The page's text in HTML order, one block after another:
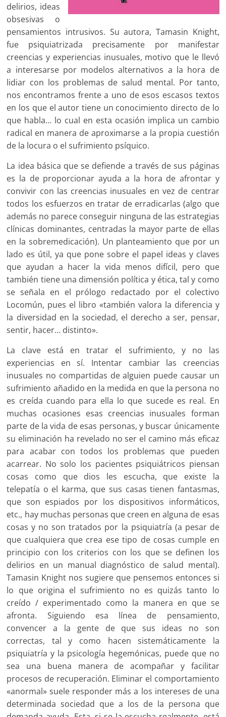
delirios, ideas
obsesivas o
pensamientos intrusivos. Su autora, Tamasin Knight,
fue psiquiatrizada precisamente por manifestar
creencias y experiencias inusuales, motivo que le llevó
a interesarse por modelos alternativos a la hora de
lidiar con los problemas de salud mental. Por tanto,
nos encontramos frente a uno de esos escasos textos
en los que el autor tiene un conocimiento directo de lo
que habla… lo cual en esta ocasión implica un cambio
radical en manera de aproximarse a la propia cuestión
de la locura o el sufrimiento psíquico.
La idea básica que se defiende a través de sus páginas
es la de proporcionar ayuda a la hora de afrontar y
convivir con las creencias inusuales en vez de centrar
todos los esfuerzos en tratar de erradicarlas (algo que
además no parece conseguir ninguna de las estrategias
clínicas dominantes, centradas la mayor parte de ellas
en la sobremedicación). Un planteamiento que por un
lado es útil, ya que pone sobre el papel ideas y claves
que ayudan a hacer la vida menos difícil, pero que
también tiene una dimensión política y ética, tal y como
se señala en el prólogo redactado por el colectivo
Locomún, pues el libro «también valora la diferencia y
la diversidad en la sociedad, el derecho a ser, pensar,
sentir, hacer… distinto».
La clave está en tratar el sufrimiento, y no las
experiencias en sí. Intentar cambiar las creencias
inusuales no compartidas de alguien puede causar un
sufrimiento añadido en la medida en que la persona no
es creída cuando para ella lo que sucede es real. En
muchas ocasiones esas creencias inusuales forman
parte de la vida de esas personas, y buscar únicamente
su eliminación ha revelado no ser el camino más eficaz
para acabar con todos los problemas que pueden
acarrear. No solo los pacientes psiquiátricos piensan
cosas como que dios les escucha, que existe la
telepatía o el karma, que sus casas tienen fantasmas,
que son espiados por los dispositivos informáticos,
etc., hay muchas personas que creen en alguna de esas
cosas y no son tratados por la psiquiatría (a pesar de
que cualquiera que crea ese tipo de cosas cumple en
principio con los criterios con los que se definen los
delirios en un manual diagnóstico de salud mental).
Tamasin Knight nos sugiere que pensemos entonces si
lo que origina el sufrimiento no es quizás tanto lo
creído / experimentado como la manera en que se
afronta. Siguiendo esa línea de pensamiento,
convencer a la gente de que sus ideas no son
correctas, tal y como hacen sistemáticamente la
psiquiatría y la psicología hegemónicas, puede que no
sea una buena manera de acompañar y facilitar
procesos de recuperación. Eliminar el comportamiento
«anormal» suele responder más a los intereses de una
determinada sociedad que a los de la persona que